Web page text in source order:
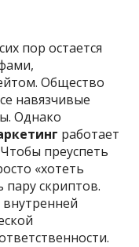
пор остается
Общество
навязчивые
Однако
работает
преуспеть
«хотеть
пару скриптов.